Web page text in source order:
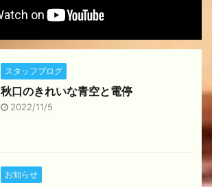
スタッフブログ
秋口のきれいな青空と電停
2022/11/5
お知らせ